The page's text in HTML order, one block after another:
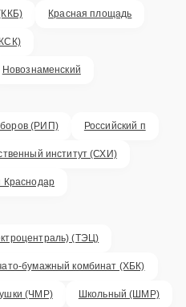
Красная площадь
Новознаменский
(РИП) Российский п
институт (СХИ)
Краснодар
(ТЭЦ)
бумажный комбинат (ХБК)
(ЧМР) Школьный (ШМР)